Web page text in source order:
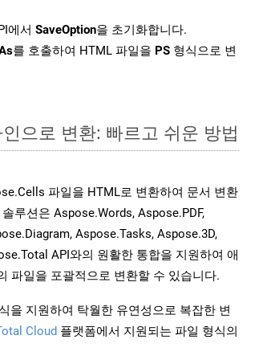
에서 SaveOption을 초기화합니다.
를 호출하여 HTML 파일을 PS 형식으로 변
으로 변환: 빠르고 쉬운 방법
파일을 HTML로 변환하여 문서 변환
루션은 Aspose.Words, Aspose.PDF,
Aspose.Tasks, Aspose.3D,
API와의 원활한 통합을 지원하여 애
파일을 포괄적으로 변환할 수 있습니다.
을 지원하여 탁월한 유연성으로 복잡한 변
Cloud 플랫폼에서 지원되는 파일 형식의